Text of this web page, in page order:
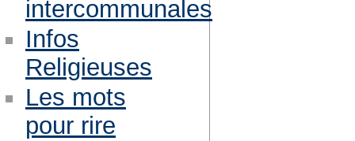
intercommunales
Infos
Religieuses
Les mots
pour rire